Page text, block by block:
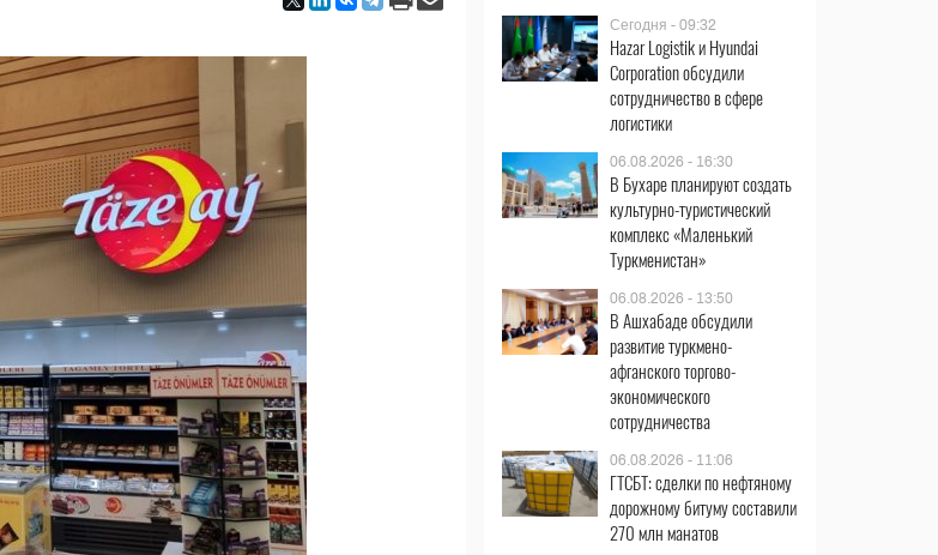
Сегодня - 09:32
Hazar Logistik и Hyundai
Corporation обсудили
сотрудничество в сфере
логистики
06.08.2026 - 16:30
В Бухаре планируют создать
культурно-туристический
комплекс «Маленький
Туркменистан»
06.08.2026 - 13:50
В Ашхабаде обсудили
развитие туркмено-
афганского торгово-
экономического
сотрудничества
06.08.2026 - 11:06
ГТСБТ: сделки по нефтяному
дорожному битуму составили
270 млн манатов